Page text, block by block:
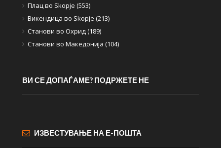
Плац во Skopje (553)
Викендица во Skopje (213)
Станови во Охрид (189)
Станови во Македонија (104)
ВИ СЕ ДОПАЃАМЕ? ПОДРЖЕТЕ НЕ
ИЗВЕСТУВАЊЕ НА Е-ПОШТА